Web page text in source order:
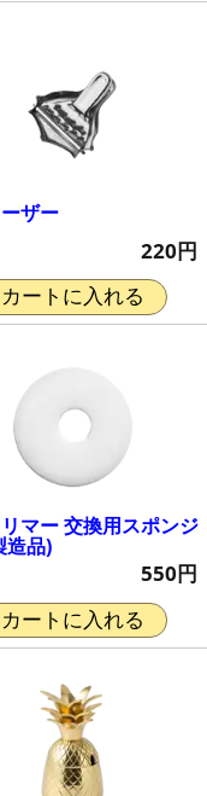
ザー
220円
カートに入れる
マー 交換用スポンジ
造品)
550円
カートに入れる